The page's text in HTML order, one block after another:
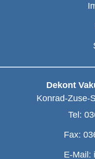
Dekont
Konrad-Zuse-
Tel:
Fax:
E-Mail: